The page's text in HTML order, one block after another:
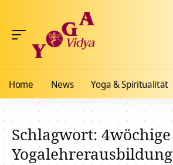
Home News Yoga & Spiritualität
Schlagwort:4wöchige
Yogalehrerausbildung